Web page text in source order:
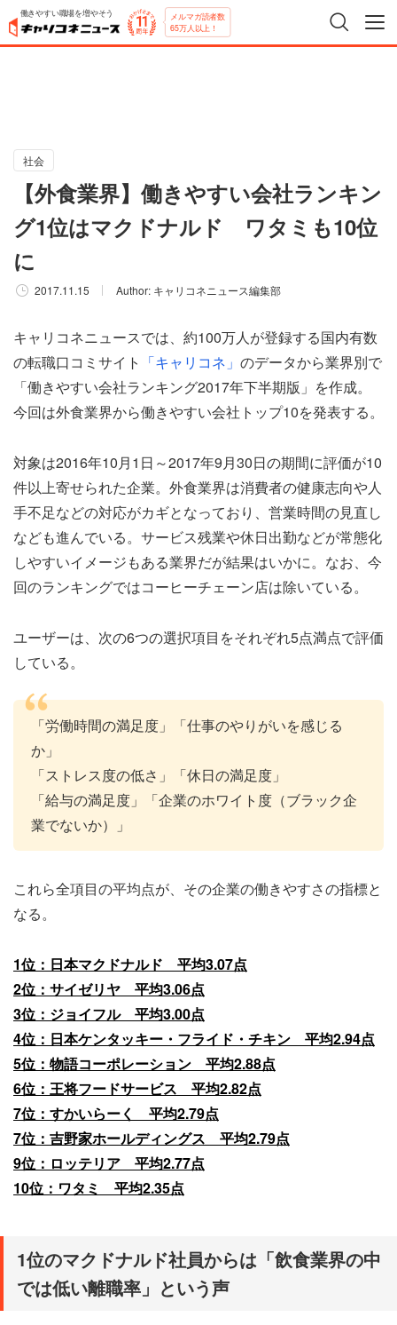
働きやすい職場を増やそう メルマガ読者数
65万人以上！
社会
【外食業界】働きやすい会社ランキン
グ1位はマクドナルド ワタミも10位
に
2017.11.15 Author: キャリコネニュース編集部
キャリコネニュースでは、約100万人が登録する国内有数
の転職口コミサイト 「キャリコネ」 のデータから業界別で
「働きやすい会社ランキング2017年下半期版」を作成。
今回は外食業界から働きやすい会社トップ10を発表する。
対象は2016年10月1日～2017年9月30日の期間に評価が10
件以上寄せられた企業。外食業界は消費者の健康志向や人
手不足などの対応がカギとなっており、営業時間の見直し
なども進んでいる。サービス残業や休日出勤などが常態化
しやすいイメージもある業界だが結果はいかに。なお、今
回のランキングではコーヒーチェーン店は除いている。
ユーザーは、次の6つの選択項目をそれぞれ5点満点で評価
している。
「労働時間の満足度」「仕事のやりがいを感じる
か」
「ストレス度の低さ」「休日の満足度」
「給与の満足度」「企業のホワイト度（ブラック企
業でないか）」
これら全項目の平均点が、その企業の働きやすさの指標と
なる。
1位：日本マクドナルド 平均3.07点
2位：サイゼリヤ 平均3.06点
3位：ジョイフル 平均3.00点
4位：日本ケンタッキー・フライド・チキン 平均2.94点
5位：物語コーポレーション 平均2.88点
6位：王将フードサービス 平均2.82点
7位：すかいらーく 平均2.79点
7位：吉野家ホールディングス 平均2.79点
9位：ロッテリア 平均2.77点
10位：ワタミ 平均2.35点
1位のマクドナルド社員からは「飲食業界の中
では低い離職率」という声